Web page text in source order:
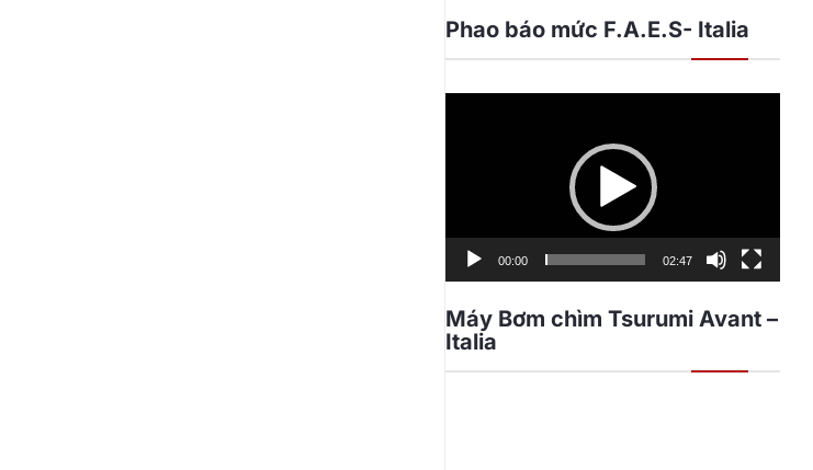
Phao báo mức F.A.E.S- Italia
00:00 02:47
Máy Bơm chìm Tsurumi Avant –
Italia